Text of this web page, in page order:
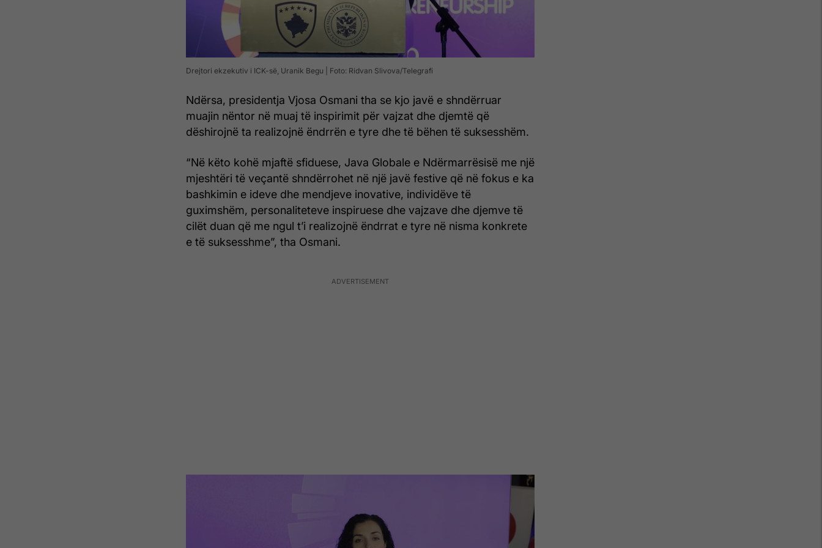
Drejtori ekzekutiv i ICK-së, Uranik Begu | Foto: Ridvan Slivova/Telegrafi
Ndërsa, presidentja Vjosa Osmani tha se kjo javë e shndërruar
muajin nëntor në muaj të inspirimit për vajzat dhe djemtë që
dëshirojnë ta realizojnë ëndrrën e tyre dhe të bëhen të suksesshëm.
“Në këto kohë mjaftë sfiduese, Java Globale e Ndërmarrësisë me një
mjeshtëri të veçantë shndërrohet në një javë festive që në fokus e ka
bashkimin e ideve dhe mendjeve inovative, individëve të
guximshëm, personaliteteve inspiruese dhe vajzave dhe djemve të
cilët duan që me ngul t’i realizojnë ëndrrat e tyre në nisma konkrete
e të suksesshme”, tha Osmani.